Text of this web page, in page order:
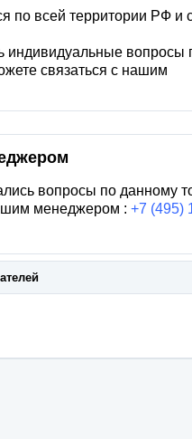
по всей территории РФ и
индивидуальные вопросы
связаться с нашим
вопросы по данному
менеджером : +7 (495)